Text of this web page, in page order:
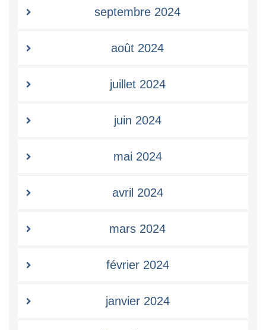
septembre 2024
août 2024
juillet 2024
juin 2024
mai 2024
avril 2024
mars 2024
février 2024
janvier 2024